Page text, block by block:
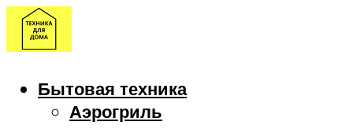
Бытовая техника
Аэрогриль